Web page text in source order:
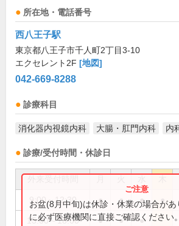
所在地・電話番号
西八王子駅
東京都八王子市千人町2丁目3-10
エクセレント2F [地図]
042-669-8288
診療科目
消化器内視鏡内科 大腸・肛門内科 内
診療/受付時間・休診日
9:00～12:30 ● ● ● ●
15:00～18:00 ● ● ●
お盆(8月中旬)は休診・休業の場合が
に必ず医療機関に直接ご確認ください。